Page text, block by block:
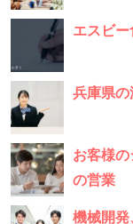
エスビ
兵庫県の
お客様
の営業
機械開発